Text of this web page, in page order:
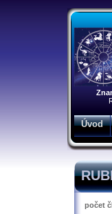
Úvod
počet